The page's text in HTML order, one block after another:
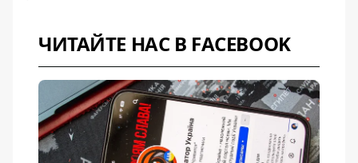
ЧИТАЙТЕ НАС В FACEBOOK